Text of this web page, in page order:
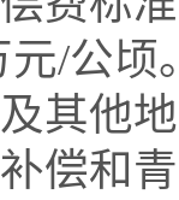
元/公顷
他地
和青